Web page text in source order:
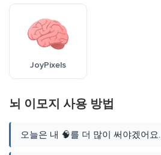
JoyPixels
뇌 이모지 사용 방법
오늘은 내 🧠를 더 많이 써야겠어요.